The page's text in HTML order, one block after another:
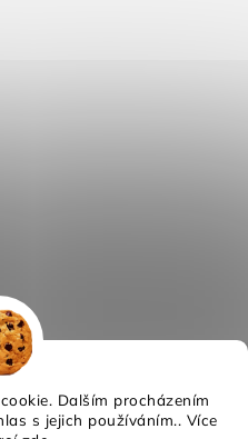
Dalším procházením
s jejich používáním.. Více